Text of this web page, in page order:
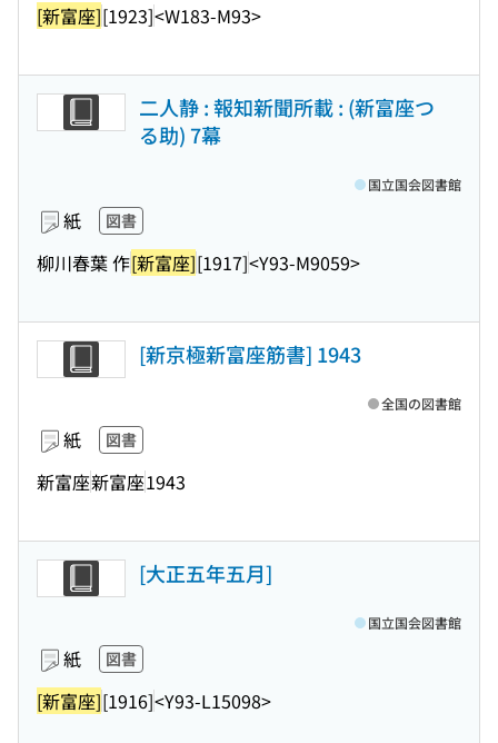
[新富座][1923]<W183-M93>
二人静 : 報知新聞所載 : (新富座つ
る助) 7幕
紙 図書
柳川春葉 作[新富座][1917]<Y93-M9059>
国立国会図書館
[新京極新富座筋書] 1943
紙 図書
新富座新富座1943
全国の図書館
[大正五年五月]
紙 図書
[新富座][1916]<Y93-L15098>
国立国会図書館